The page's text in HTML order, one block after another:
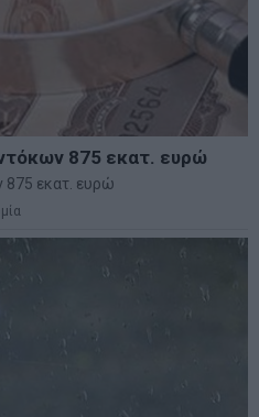
875 εκατ. ευρώ
875 εκατ. ευρώ